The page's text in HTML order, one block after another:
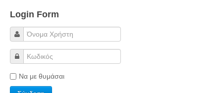
παλιά αρχειοθετημένα
Λαογραφία
Πολιτιστικά
Φωτορεπορτάζ
Login Form
Να με θυμάσαι